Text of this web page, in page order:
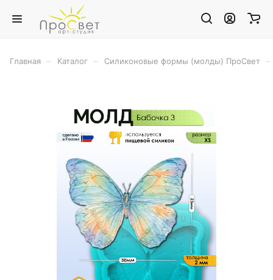
Главная Каталог Силиконовые формы (молды) ПроСвет